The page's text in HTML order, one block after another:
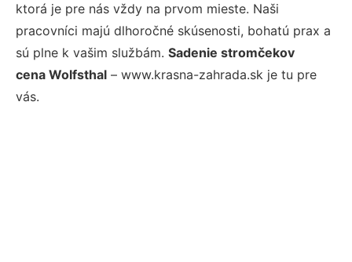
ktorá je pre nás vždy na prvom mieste. Naši
pracovníci majú dlhoročné skúsenosti, bohatú prax a
sú plne k vašim službám. Sadenie stromčekov
cena Wolfsthal – www.krasna-zahrada.sk je tu pre
vás.